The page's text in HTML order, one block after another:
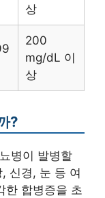
상
200
mg/dL 이
상
?
병이 발병할
신경, 눈 등 여
한 합병증을 초